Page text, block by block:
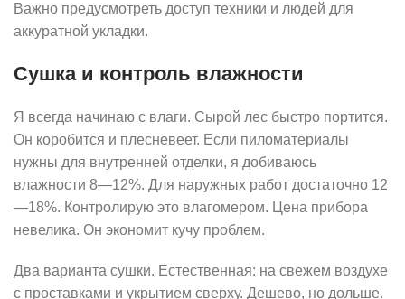
Важно предусмотреть доступ техники и людей для
аккуратной укладки.
Сушка и контроль влажности
Я всегда начинаю с влаги. Сырой лес быстро портится.
Он коробится и плесневеет. Если пиломатериалы
нужны для внутренней отделки, я добиваюсь
влажности 8—12%. Для наружных работ достаточно 12
—18%. Контролирую это влагомером. Цена прибора
невелика. Он экономит кучу проблем.
Два варианта сушки. Естественная: на свежем воздухе
с проставками и укрытием сверху. Дешево, но дольше.